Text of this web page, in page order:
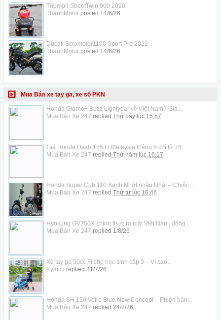
Triumph StreetTwin 900 2020
ThanhMotorposted 14/6/26
Ducati Scrambler1100 Sport Pro 2022
ThanhMotorposted 14/6/26
Mua Bán xe tay ga, xe số PKN
Honda Giorno+ Buzz Lightyear về Việt Nam? Giá...
Mua Bán Xe 247 replied Thứ bảy lúc 15:57
Giá Honda Dash 125 Fi Malaysia tháng 8 chỉ từ 74...
Mua Bán Xe 247 replied Thứ năm lúc 16:17
Honda Super Cub 110 Xanh Nhớt nhập Nhật – Chiếc...
Mua Bán Xe 247 replied Thứ tư lúc 16:46
Hyosung GV350X chính thức ra mắt Việt Nam, động...
Mua Bán Xe 247 replied 1/8/26
Xe tay ga 50cc Fi cho học sinh cấp 3 – Vì sao...
Kymco replied 31/7/26
Honda SH 150 Vetro Blue New Concept – Phiên bản...
Mua Bán Xe 247 replied 24/7/26